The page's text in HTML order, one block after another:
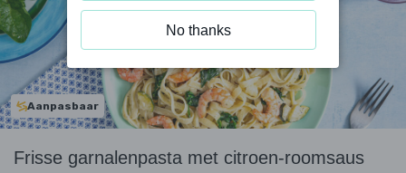
Aanpasbaar
Frisse garnalenpasta met citroen-roomsaus
No thanks